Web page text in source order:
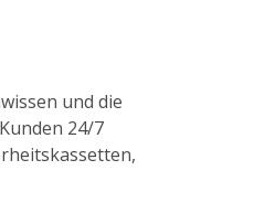
und die
24/7